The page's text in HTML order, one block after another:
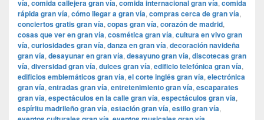
vía, comida callejera gran vía, comida internacional gran vía, comida
rápida gran vía, cómo llegar a gran vía, compras cerca de gran vía,
conciertos gratis gran vía, copas gran vía, corazón de madrid,
cosas que ver en gran vía, cosmética gran vía, cultura en vivo gran
vía, curiosidades gran vía, danza en gran vía, decoración navideña
gran vía, desayunar en gran vía, desayuno gran vía, discotecas gran
vía, diversidad gran vía, dulces gran vía, edificio telefónica gran vía,
edificios emblemáticos gran vía, el corte inglés gran vía, electrónica
gran vía, entradas gran vía, entretenimiento gran vía, escaparates
gran vía, espectáculos en la calle gran vía, espectáculos gran vía,
espíritu madrileño gran vía, estación gran vía, estilo gran vía,